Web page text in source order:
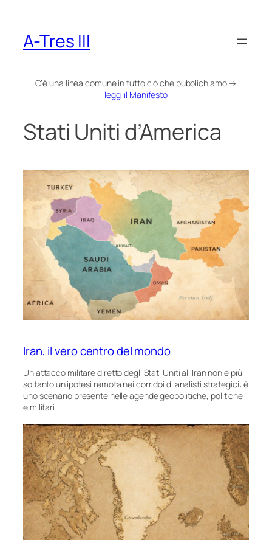
contenuto
A-Tres III
C’è una linea comune in tutto ciò che pubblichiamo →
leggi il Manifesto
Stati Uniti d’America
Iran, il vero centro del mondo
Un attacco militare diretto degli Stati Uniti all’Iran non è più
soltanto un’ipotesi remota nei corridoi di analisti strategici: è
uno scenario presente nelle agende geopolitiche, politiche
e militari.